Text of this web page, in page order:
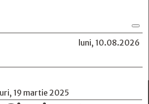
luni, 10.08.2026
19 martie 2025